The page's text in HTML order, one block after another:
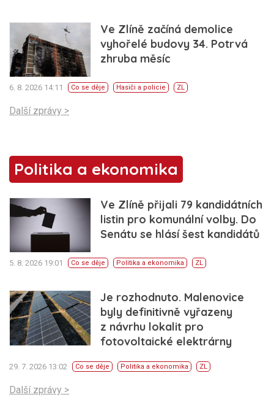
Ve Zlíně začíná demolice
vyhořelé budovy 34. Potrvá
zhruba měsíc
6. 8. 2026 14:11 Co se děje Hasiči a policie ZL
Další zprávy >
Politika a ekonomika
Ve Zlíně přijali 79 kandidátních
listin pro komunální volby. Do
Senátu se hlásí šest kandidátů
5. 8. 2026 19:01 Co se děje Politika a ekonomika ZL
Je rozhodnuto. Malenovice
byly definitivně vyřazeny
z návrhu lokalit pro
fotovoltaické elektrárny
29. 7. 2026 13:02 Co se děje Politika a ekonomika ZL
Další zprávy >